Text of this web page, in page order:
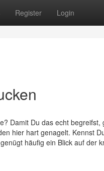
Register Login
Damit Du das echt
hier hart genagelt. Kennst
häufig ein Blick auf der